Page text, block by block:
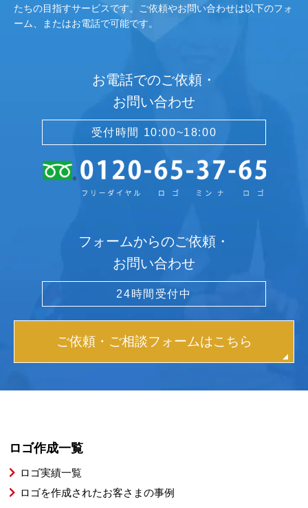
たちの目指すサービスです。ご依頼やお問い合わせは以下のフォ
ーム、またはお電話で可能です。
お電話でのご依頼・
お問い合わせ
受付時間 10:00~18:00
フォームからのご依頼・
お問い合わせ
24時間受付中
ご依頼・ご相談フォームはこちら
ロゴ作成一覧
ロゴ実績一覧
ロゴを作成されたお客さまの事例